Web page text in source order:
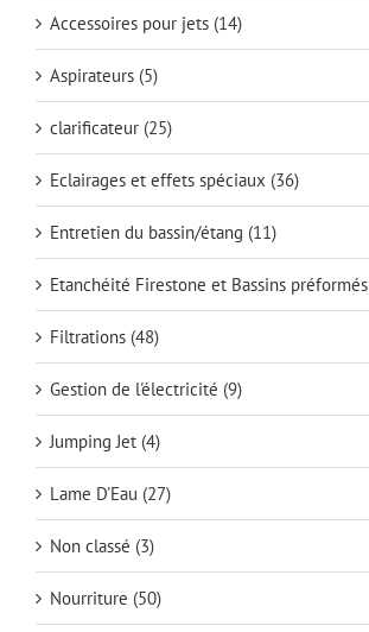
Accessoires pour jets (14)
Aspirateurs (5)
clarificateur (25)
Eclairages et effets spéciaux (36)
Entretien du bassin/étang (11)
Etanchéité Firestone et Bassins préformés
Filtrations (48)
Gestion de l'électricité (9)
Jumping Jet (4)
Lame D'Eau (27)
Non classé (3)
Nourriture (50)